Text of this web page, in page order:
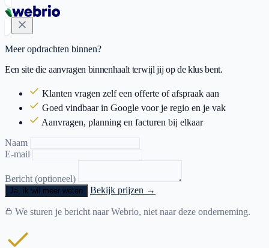
Meer opdrachten binnen?
Een site die aanvragen binnenhaalt terwijl jij op de klus bent.
Klanten vragen zelf een offerte of afspraak aan
Goed vindbaar in Google voor je regio en je vak
Aanvragen, planning en facturen bij elkaar
Naam
E-mail
Bericht (optioneel)
Ja, ik wil meer weten Bekijk prijzen →
We sturen je bericht naar Webrio, niet naar deze onderneming.